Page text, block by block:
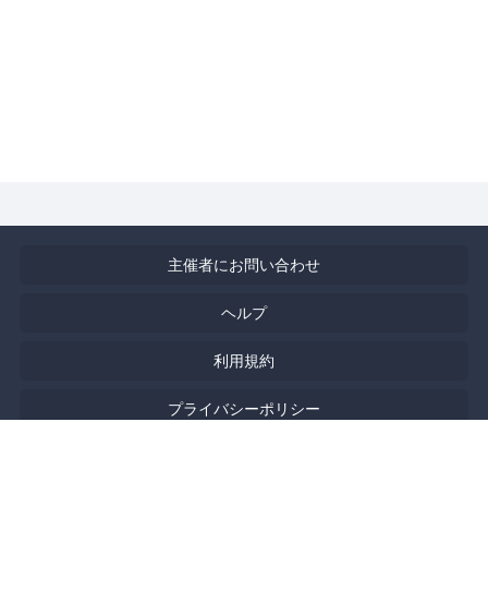
主催者にお問い合わせ
ヘルプ
利用規約
プライバシーポリシー